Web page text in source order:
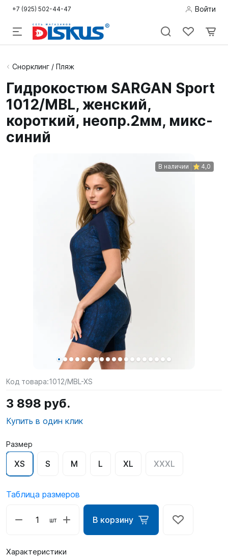
+7 (925) 502-44-47 Войти
Подводная
Дайвинг
Снорклинг /
Пляж
Подарочные
Снорклинг / Пляж
Гидрокостюм SARGAN Sport
1012/MBL, женский,
короткий, неопр.2мм, микс-
синий
В наличии 4,0
Код товара:1012/MBL-XS
3 898 руб.
Купить в один клик
Размер
XS S M L XL XXXL
Таблица размеров
шт В корзину
Характеристики